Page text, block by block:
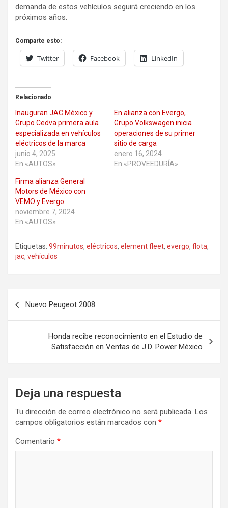
demanda de estos vehículos seguirá creciendo en los
próximos años.
Comparte esto:
Twitter Facebook LinkedIn
Relacionado
Inauguran JAC México y
Grupo Cedva primera aula
especializada en vehículos
eléctricos de la marca
junio 4, 2025
En «AUTOS»
En alianza con Evergo,
Grupo Volkswagen inicia
operaciones de su primer
sitio de carga
enero 16, 2024
En «PROVEEDURÍA»
Firma alianza General
Motors de México con
VEMO y Evergo
noviembre 7, 2024
En «AUTOS»
Etiquetas: 99minutos, eléctricos, element fleet, evergo, flota,
jac, vehículos
entradas
Nuevo Peugeot 2008
Honda recibe reconocimiento en el Estudio de
Satisfacción en Ventas de J.D. Power México
Deja una respuesta
Tu dirección de correo electrónico no será publicada. Los
campos obligatorios están marcados con *
Comentario *